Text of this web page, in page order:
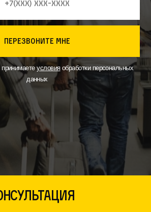
перезвоните мне
принимаетеусловияобработки персональных
данных